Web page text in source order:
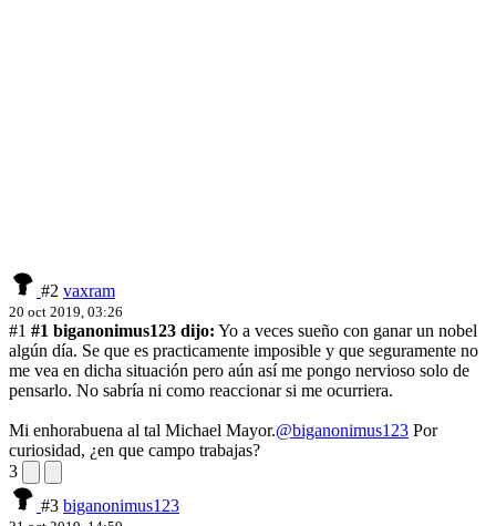
#2 vaxram
20 oct 2019, 03:26
#1 #1 biganonimus123 dijo: Yo a veces sueño con ganar un nobel
algún día. Se que es practicamente imposible y que seguramente no
me vea en dicha situación pero aún así me pongo nervioso solo de
pensarlo. No sabría ni como reaccionar si me ocurriera.
Mi enhorabuena al tal Michael Mayor.@biganonimus123 Por
curiosidad, ¿en que campo trabajas?
3
#3 biganonimus123